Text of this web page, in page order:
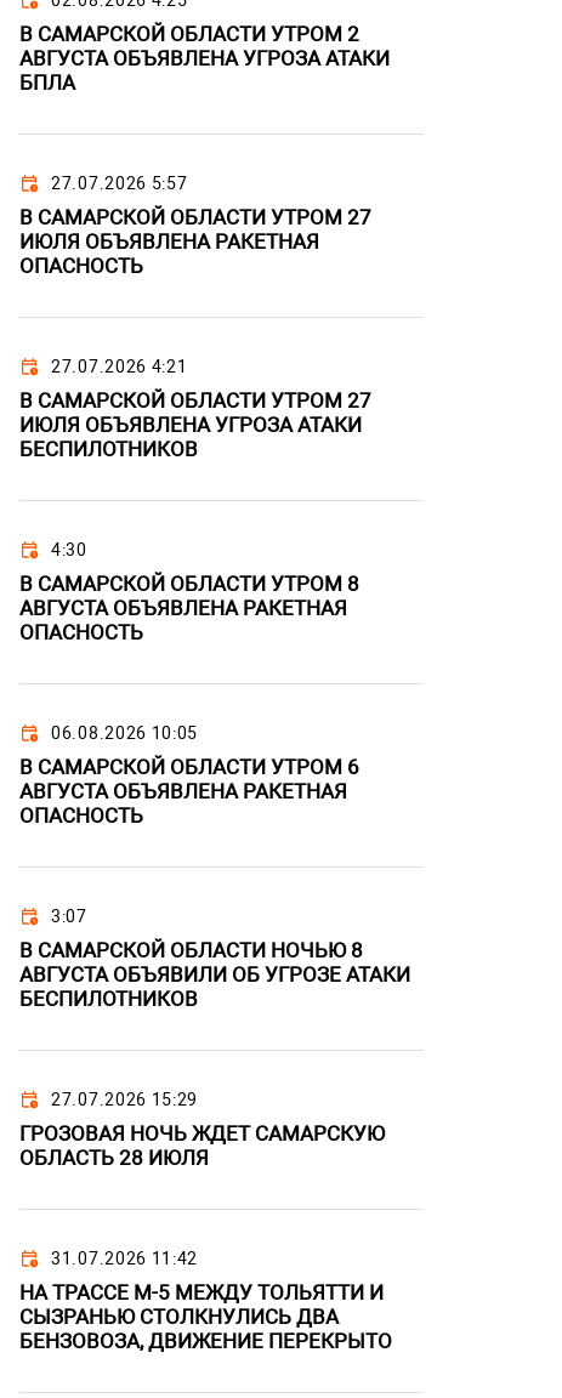
В САМАРСКОЙ ОБЛАСТИ УТРОМ 2
АВГУСТА ОБЪЯВЛЕНА УГРОЗА АТАКИ
БПЛА
27.07.2026 5:57
В САМАРСКОЙ ОБЛАСТИ УТРОМ 27
ИЮЛЯ ОБЪЯВЛЕНА РАКЕТНАЯ
ОПАСНОСТЬ
27.07.2026 4:21
В САМАРСКОЙ ОБЛАСТИ УТРОМ 27
ИЮЛЯ ОБЪЯВЛЕНА УГРОЗА АТАКИ
БЕСПИЛОТНИКОВ
4:30
В САМАРСКОЙ ОБЛАСТИ УТРОМ 8
АВГУСТА ОБЪЯВЛЕНА РАКЕТНАЯ
ОПАСНОСТЬ
06.08.2026 10:05
В САМАРСКОЙ ОБЛАСТИ УТРОМ 6
АВГУСТА ОБЪЯВЛЕНА РАКЕТНАЯ
ОПАСНОСТЬ
3:07
В САМАРСКОЙ ОБЛАСТИ НОЧЬЮ 8
АВГУСТА ОБЪЯВИЛИ ОБ УГРОЗЕ АТАКИ
БЕСПИЛОТНИКОВ
27.07.2026 15:29
ГРОЗОВАЯ НОЧЬ ЖДЕТ САМАРСКУЮ
ОБЛАСТЬ 28 ИЮЛЯ
31.07.2026 11:42
НА ТРАССЕ М-5 МЕЖДУ ТОЛЬЯТТИ И
СЫЗРАНЬЮ СТОЛКНУЛИСЬ ДВА
БЕНЗОВОЗА, ДВИЖЕНИЕ ПЕРЕКРЫТО